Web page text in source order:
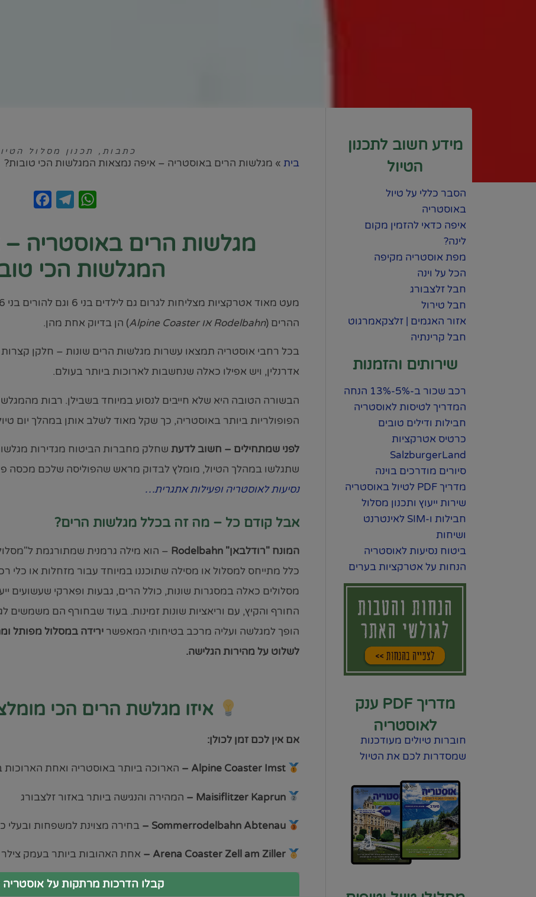
מידע חשוב לתכנון
הטיול
הסבר כללי על טיול
באוסטריה
איפה כדאי להזמין מקום
לינה?
מפת אוסטריה מקיפה
הכל על וינה
חבל זלצבורג
חבל טירול
אזור האגמים | זלצקאמרגוט
חבל קרינתיה
שירותים והזמנות
רכב שכור ב-5%-13% הנחה
המדריך לטיסות לאוסטריה
חבילות ודילים טובים
כרטיס אטרקציות
SalzburgerLand
סיורים מודרכים בוינה
מדריך PDF לטיול באוסטריה
שירות ייעוץ ותכנון מסלול
חבילות ו-SIM לאינטרנט
ושיחות
ביטוח נסיעות לאוסטריה
הנחות על אטרקציות בערים
מדריך PDF ענק
לאוסטריה
חוברות טיולים מעודכנות
שמסדרות לכם את הטיול
כתבות , תכנון מסלול
בית» מגלשות הרים באוסטריה – איפה נמצאות המגלשות הכי טובות?
WhatsApp
Telegram
מגלשות הרים באוסטריה
המגלשות הכי
ההרים (Rodelbahn או Alpine Coaster ) הן בדיוק אחת מהן.
בכל רחבי אוסטריה תמצאו עשרות מגלשות הרים שונות – חלקן קצרות
אדרנלין, ויש אפילו כאלה שנחשבות לארוכות ביותר בעולם.
הבשורה הטובה היא שלא חייבים לנסוע במיוחד בשבילן. רבות
הפופולריות ביותר באוסטריה, כך שקל מאוד לשלב אותן במהלך יום
לפני שמתחילים – חשוב לדעתשחלק מחברות הביטוח מגדירות
שתגלשו במהלך הטיול, מומלץ לבדוק מראש שהפוליסה שלכם מכסה
נסיעות לאוסטריה ופעילות אתגרית…
אבל קודם כל – מה זה בכלל מגלשות הרים?
המונח "רודלבאן" Rodelbahn
– הוא מילה גרמנית שמתורגמת
כלל מתייחס למסלול או מסילה שתוכננו במיוחד עבור מזחלות או כלי
מסלולים כאלה במסגרות שונות, כולל הרים, גבעות ופארקי שעשועים
החורף והקיץ, עם וריאציות שונות זמינות. בעוד שבחורף הם משמשים
הופך למגלשה ועליה מרכב בטיחותי המאפשר ירידה במסלול מפותל
לשלוט על מהירות הגלישה.
איזו מגלשת הרים הכי
אם אין לכם זמן לכולן:
Alpine Coaster Imst – הארוכה ביותר באוסטריה ואחת הארוכות
Maisiflitzer Kaprun
– המהירה והנגישה ביותר באזור זלצבורג
Sommerrodelbahn Abtenau – בחירה מצוינת למשפחות ובעלי
Arena Coaster Zell am Ziller – אחת האהובות ביותר בעמק צילר
קבלו הדרכות מרתקות על אוסטריה